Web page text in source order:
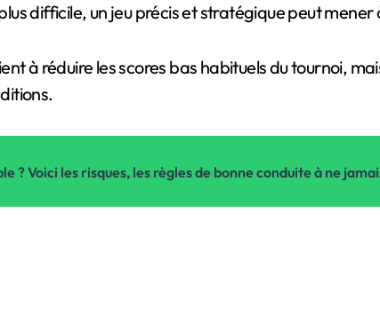
difficile, un jeu précis et stratégique peut
à réduire les scores bas habituels du tournoi,
? Voici les risques, les règles de bonne conduite à ne